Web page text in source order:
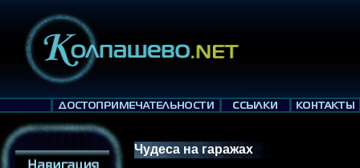
Чудеса на гаражах